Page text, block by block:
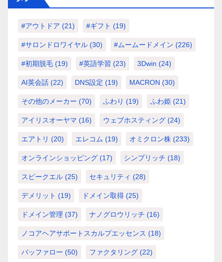
#アウトドア (21) #ギフト (19)
#サロンドロワイヤル (30) #ムームードメイン (226)
#初期脱毛 (19) #英語学習 (23) 3Dwin (24)
AI英会話 (22) DNS設定 (19) MACRON (30)
その他のメーカー (70) ふわり (19) ふわ姫 (21)
アイリスオーヤマ (16) ウェブホスティング (24)
エアトリ (20) エレコム (19) オミクロン株 (233)
オンラインショッピング (17) シンプリッチ (18)
スピークエル (25) セキュリティ (28)
デメリット (19) ドメイン取得 (25)
ドメイン管理 (37) ナノグロウリッチ (16)
ノコアヘアサポートスカルプエッセンス (18)
バッファロー (50) ファクタリング (22)